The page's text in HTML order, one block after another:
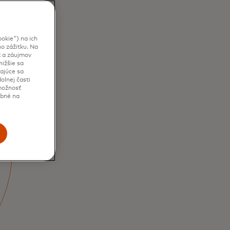
na ich
zážitku. Na
a záujmov
sa
sa
časti
na